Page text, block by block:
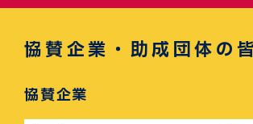
協賛企業・助成団体の
協賛企業